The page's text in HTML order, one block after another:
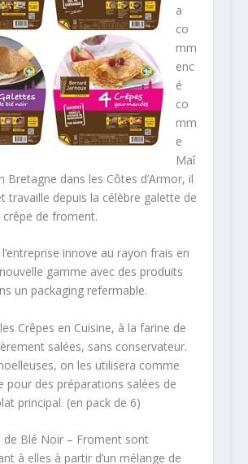
a
co
mm
enc
é
co
mm
e
Maî
Bretagne dans les Côtes d’Armor, il
travaille depuis la célèbre galette de
de froment.
innove au rayon frais en
gamme avec des produits
un packaging refermable.
Crêpes en Cuisine, à la farine de
salées, sans conservateur.
on les utilisera comme
pour des préparations salées de
principal. (en pack de 6)
de Blé Noir – Froment sont
à elles à partir d’un mélange de